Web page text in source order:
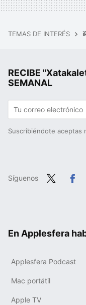
TEMAS DE INTERÉS
RECIBE
SEMANAL
Suscribiéndote aceptas
Síguenos
En Applesfera
Applesfera Podcast
Mac portátil
Apple TV